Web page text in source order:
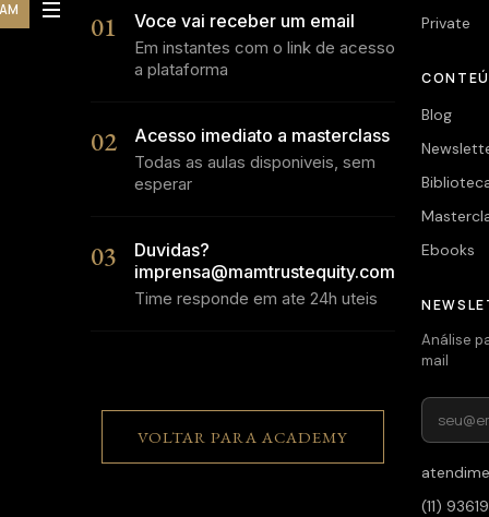
01 Voce vai receber um email
Em instantes com o link de acesso
a plataforma
02 Acesso imediato a masterclass
Todas as aulas disponiveis, sem
esperar
03
Duvidas?
imprensa@mamtrustequity.com
Time responde em ate 24h uteis
VOLTAR PARA ACADEMY
Private
Blog
Ebooks
Análise
mail
(11)